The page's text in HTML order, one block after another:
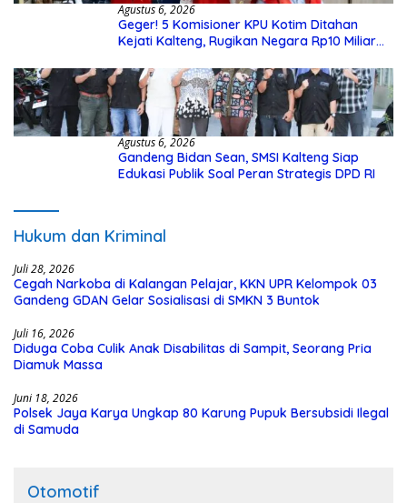
Agustus 6, 2026
Geger! 5 Komisioner KPU Kotim Ditahan
Kejati Kalteng, Rugikan Negara Rp10 Miliar
Agustus 6, 2026
Gandeng Bidan Sean, SMSI Kalteng Siap
Edukasi Publik Soal Peran Strategis DPD RI
Hukum dan Kriminal
Juli 28, 2026
Cegah Narkoba di Kalangan Pelajar, KKN UPR Kelompok 03
Gandeng GDAN Gelar Sosialisasi di SMKN 3 Buntok
Juli 16, 2026
Diduga Coba Culik Anak Disabilitas di Sampit, Seorang Pria
Diamuk Massa
Juni 18, 2026
Polsek Jaya Karya Ungkap 80 Karung Pupuk Bersubsidi Ilegal
di Samuda
Otomotif